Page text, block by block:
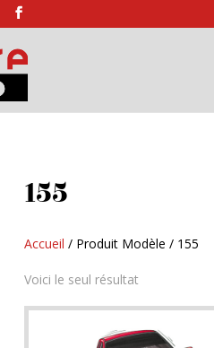
155
Accueil / Produit Modèle / 155
Voici le seul résultat